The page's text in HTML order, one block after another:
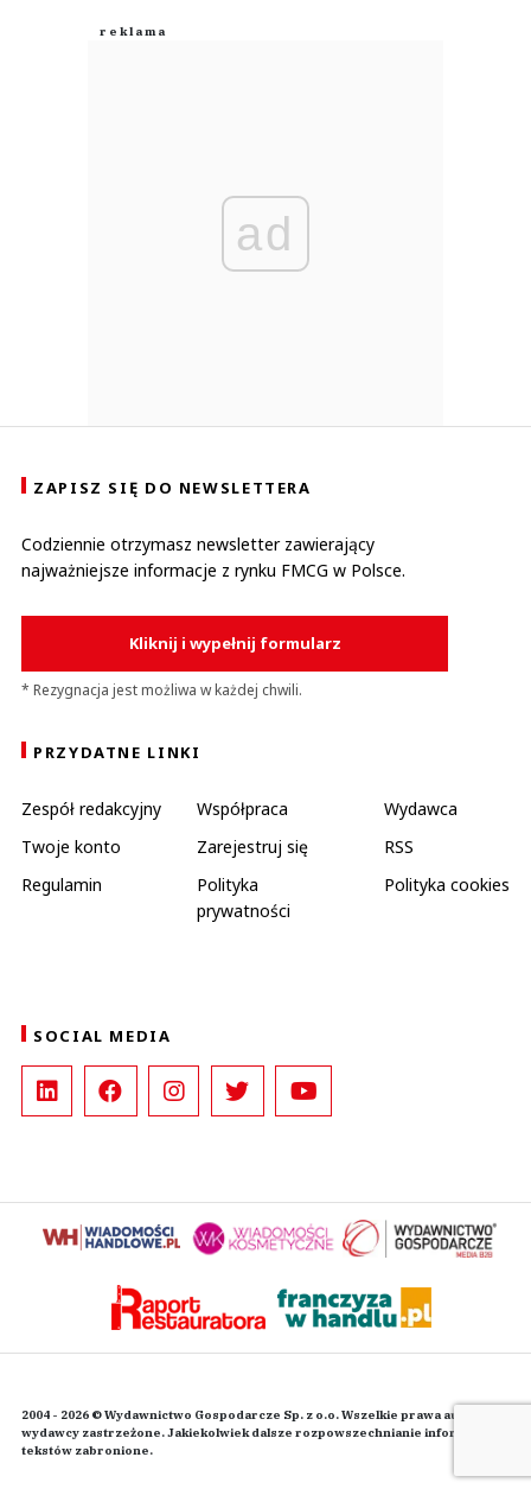
ad
ZAPISZ SIĘ DO NEWSLETTERA
Codziennie otrzymasz newsletter zawierający
najważniejsze informacje z rynku FMCG w Polsce.
Kliknij i wypełnij formularz
* Rezygnacja jest możliwa w każdej chwili.
PRZYDATNE LINKI
Zespół redakcyjny Współpraca
Wydawca
Twoje konto
Zarejestruj się
RSS
Regulamin
Polityka
prywatności
Polityka cookies
SOCIAL MEDIA
2004 - 2026 © Wydawnictwo Gospodarcze Sp. z o.o. Wszelkie prawa autorskie
wydawcy zastrzeżone. Jakiekolwiek dalsze rozpowszechnianie informacji i
tekstów zabronione.